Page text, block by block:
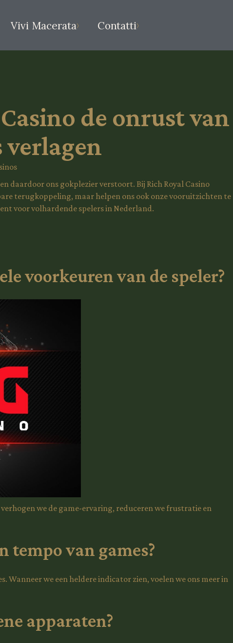
Vivi Macerata Contatti
de onrust van
verlagen
daardoor ons gokplezier verstoort. Bij Rich Royal Casino
terugkoppeling, maar helpen ons ook onze vooruitzichten te
voor volhardende spelers in Nederland.
voorkeuren van de speler?
we de game-ervaring, reduceren we frustratie en
tempo van games?
Wanneer we een heldere indicator zien, voelen we ons meer in
apparaten?